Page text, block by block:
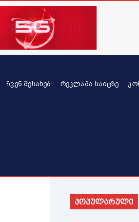
ᲩᲕᲔᲜ ᲨᲔᲡᲐᲮᲔᲑ ᲠᲔᲙᲚᲐᲛᲐ ᲡᲐᲘᲢᲖᲔ
პოპულარული